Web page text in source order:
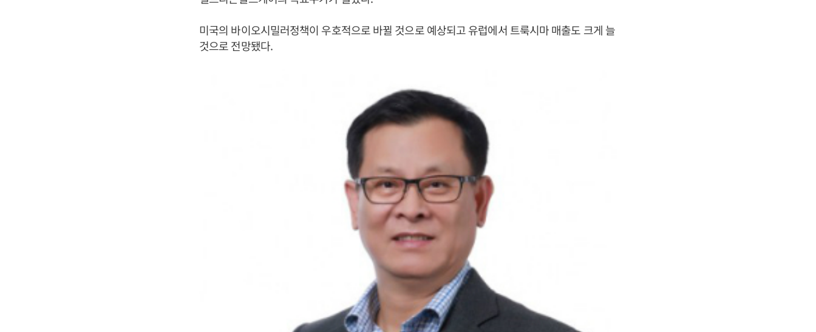
미국의 바이오시밀러정책이 우호적으로 바뀔 것으로 예상되고 유럽에서 트룩시마 매출도 크게 늘
것으로 전망됐다.